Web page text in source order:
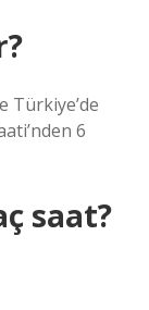
Türkiye’de
6
saat?